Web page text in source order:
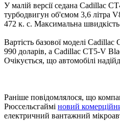
У малій версії седана Cadillac
турбодвигун об'ємом 3,6 літра
472 к. с. Максимальна
Вартість базової моделі
990 доларів, а Cadillac CT5-V
Очікується, що автомобілі
Раніше повідомлялося, що
Рюссельсгаймі новий
електричний вантажний